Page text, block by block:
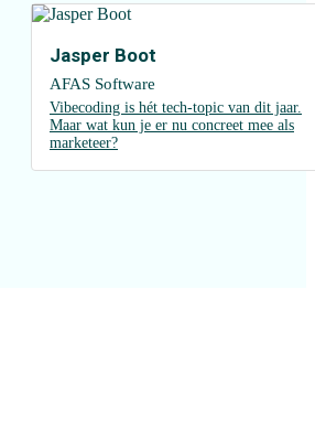
Jasper Boot
AFAS Software
Vibecoding is hét tech-topic van dit jaar.
Maar wat kun je er nu concreet mee als
marketeer?